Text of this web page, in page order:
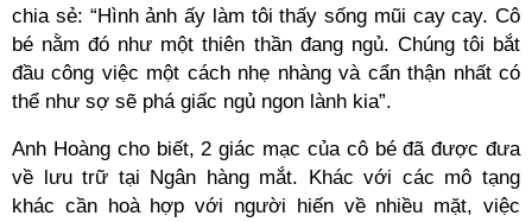
chia sẻ: “Hình ảnh ấy làm tôi thấy sống mũi cay cay. Cô
bé nằm đó như một thiên thần đang ngủ. Chúng tôi bắt
đầu công việc một cách nhẹ nhàng và cẩn thận nhất có
thể như sợ sẽ phá giấc ngủ ngon lành kia”.
Anh Hoàng cho biết, 2 giác mạc của cô bé đã được đưa
về lưu trữ tại Ngân hàng mắt. Khác với các mô tạng
khác cần hoà hợp với người hiến về nhiều mặt, việc